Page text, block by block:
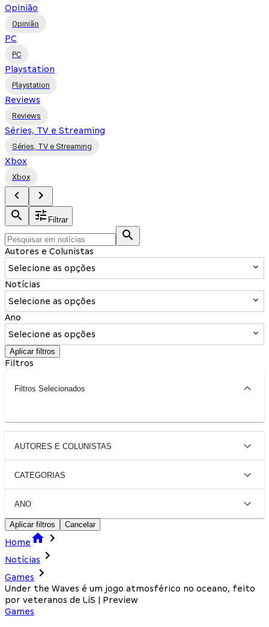
Opinião
Opinião
PC
PC
Playstation
Playstation
Reviews
Reviews
Séries, TV e Streaming
Séries, TV e Streaming
Xbox
Xbox
Filtrar
Autores e Colunistas
Selecione as opções
Notícias
Selecione as opções
Ano
Selecione as opções
Aplicar filtros
Filtros
Filtros Selecionados
AUTORES E COLUNISTAS
CATEGORIAS
ANO
Aplicar filtros Cancelar
Home
Notícias
Games
Under the Waves é um jogo atmosférico no oceano, feito
por veteranos de LiS | Preview
Games